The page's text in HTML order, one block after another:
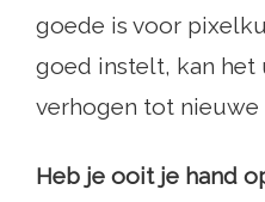
goede is voor
goed instelt, kan
verhogen tot nieuwe
Heb je ooit je hand